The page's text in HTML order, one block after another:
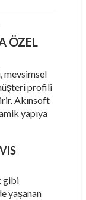
ÖZEL
mevsimsel
profili
Akınsoft
yapıya
gibi
yaşanan